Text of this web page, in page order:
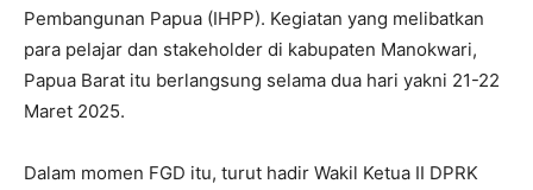
Pembangunan Papua (IHPP). Kegiatan yang melibatkan
para pelajar dan stakeholder di kabupaten Manokwari,
Papua Barat itu berlangsung selama dua hari yakni 21-22
Maret 2025.
Dalam momen FGD itu, turut hadir Wakil Ketua II DPRK